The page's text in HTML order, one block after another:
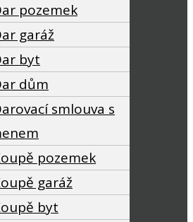
pozemek
garáž
byt
dům
smlouva s
pozemek
garáž
byt